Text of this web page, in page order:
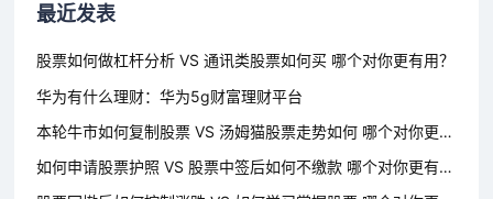
最近发表
股票如何做杠杆分析 VS 通讯类股票如何买 哪个对你更有用？
华为有什么理财：华为5g财富理财平台
本轮牛市如何复制股票 VS 汤姆猫股票走势如何 哪个对你更有用？
如何申请股票护照 VS 股票中签后如何不缴款 哪个对你更有用？